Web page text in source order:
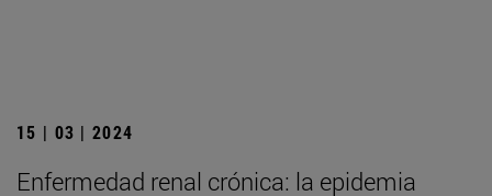
15 | 03 | 2024
Enfermedad renal crónica: la epidemia